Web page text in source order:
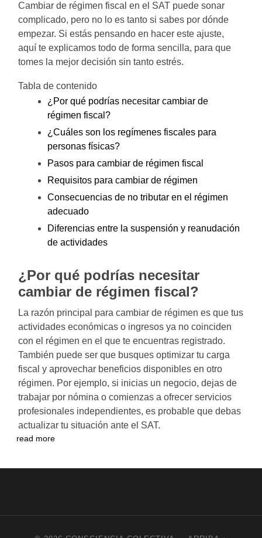
Cambiar de régimen fiscal en el SAT puede sonar
complicado, pero no lo es tanto si sabes por dónde
empezar. Si estás pensando en hacer este ajuste,
aquí te explicamos todo de forma sencilla, para que
tomes la mejor decisión sin tanto estrés.
Tabla de contenido
¿Por qué podrías necesitar cambiar de
régimen fiscal?
¿Cuáles son los regímenes fiscales para
personas físicas?
Pasos para cambiar de régimen fiscal
Requisitos para cambiar de régimen
Consecuencias de no tributar en el régimen
adecuado
Diferencias entre la suspensión y reanudación
de actividades
¿Por qué podrías necesitar
cambiar de régimen fiscal?
La razón principal para cambiar de régimen es que tus
actividades económicas o ingresos ya no coinciden
con el régimen en el que te encuentras registrado.
También puede ser que busques optimizar tu carga
fiscal y aprovechar beneficios disponibles en otro
régimen. Por ejemplo, si inicias un negocio, dejas de
trabajar por nómina o comienzas a ofrecer servicios
profesionales independientes, es probable que debas
actualizar tu situación ante el SAT.
read more